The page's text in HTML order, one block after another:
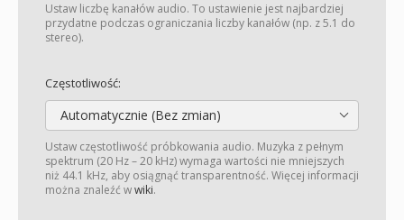
Ustaw liczbę kanałów audio. To ustawienie jest najbardziej
przydatne podczas ograniczania liczby kanałów (np. z 5.1 do
stereo).
Częstotliwość:
Automatycznie (Bez zmian)
Ustaw częstotliwość próbkowania audio. Muzyka z pełnym
spektrum (20 Hz – 20 kHz) wymaga wartości nie mniejszych
niż 44.1 kHz, aby osiągnąć transparentność. Więcej informacji
można znaleźć wwiki.